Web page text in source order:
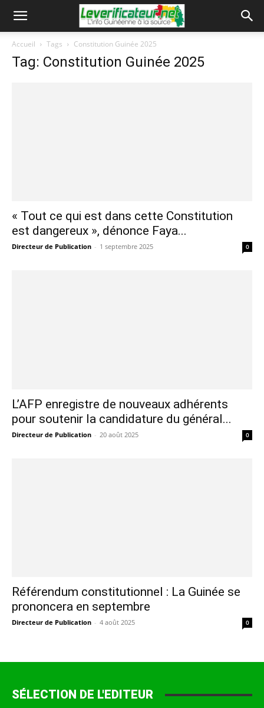
Accueil Tags Constitution Guinée 2025
Tag: Constitution Guinée 2025
« Tout ce qui est dans cette Constitution
est dangereux », dénonce Faya...
Directeur de Publication - 1 septembre 2025 0
L’AFP enregistre de nouveaux adhérents
pour soutenir la candidature du général...
Directeur de Publication - 20 août 2025 0
Référendum constitutionnel : La Guinée se
prononcera en septembre
Directeur de Publication - 4 août 2025 0
SÉLECTION DE L'EDITEUR